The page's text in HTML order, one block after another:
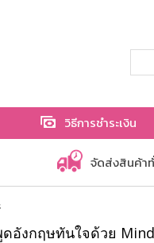
วิธีการชำระเงิน
จัดส่งสินค้า
อังกฤษทันใจด้วย